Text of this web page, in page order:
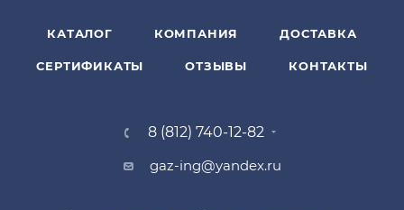
КАТАЛОГ КОМПАНИЯ ДОСТАВКА
СЕРТИФИКАТЫ ОТЗЫВЫ КОНТАКТЫ
8 (812) 740-12-82
gaz-ing@yandex.ru